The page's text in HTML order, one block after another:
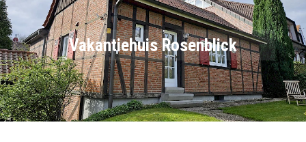
barrières
Vakantiehuis Rosenblick